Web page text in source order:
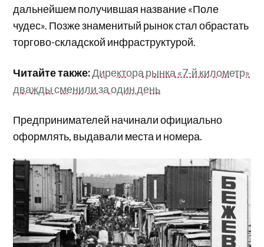
дальнейшем получившая название «Поле
чудес». Позже знаменитый рынок стал обрастать
торгово-складской инфраструктурой.
Читайте также:Директора рынка «7-й километр»
дважды сменили за один день
Предпринимателей начинали официально
оформлять, выдавали места и номера.